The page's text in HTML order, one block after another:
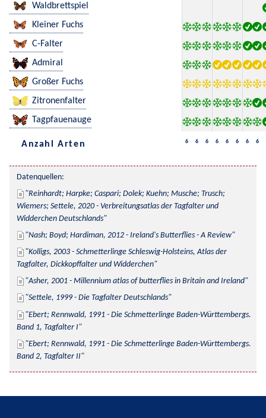
Waldbrettspiel
Kleiner Fuchs
C-Falter
Admiral
Großer Fuchs
Zitronenfalter
Tagpfauenauge
Anzahl Arten 6 6 6 6 6 6 6 6
Datenquellen:
Reinhardt; Harpke; Caspari; Dolek; Kuehn; Musche; Trusch;
Wiemers; Settele, 2020 - Verbreitungsatlas der Tagfalter und
Widderchen Deutschlands
Nash; Boyd; Hardiman, 2012 - Ireland's Butterflies - A Review
Kolligs, 2003 - Schmetterlinge Schleswig-Holsteins, Atlas der
Tagfalter, Dickkopffalter und Widderchen
Asher, 2001 - Millennium atlas of butterflies in Britain and Ireland
Settele, 1999 - Die Tagfalter Deutschlands
Ebert; Rennwald, 1991 - Die Schmetterlinge Baden-Württembergs.
Band 1, Tagfalter I
Ebert; Rennwald, 1991 - Die Schmetterlinge Baden-Württembergs.
Band 2, Tagfalter II